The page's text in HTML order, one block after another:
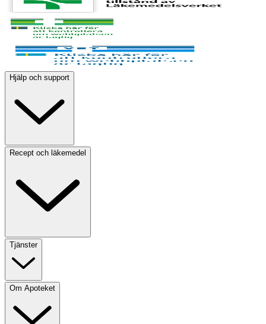
Hjälp och support
Recept och läkemedel
Tjänster
Om Apoteket